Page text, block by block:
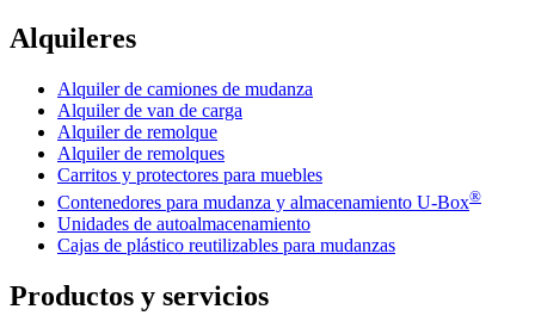
Alquileres
Alquiler de camiones de mudanza
Alquiler de van de carga
Alquiler de remolque
Alquiler de remolques
Carritos y protectores para muebles
Contenedores para mudanza y almacenamiento U-Box®
Unidades de autoalmacenamiento
Cajas de plástico reutilizables para mudanzas
Productos y servicios